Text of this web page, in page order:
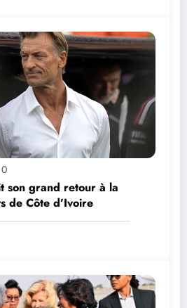
0
son grand retour à la
de Côte d’Ivoire